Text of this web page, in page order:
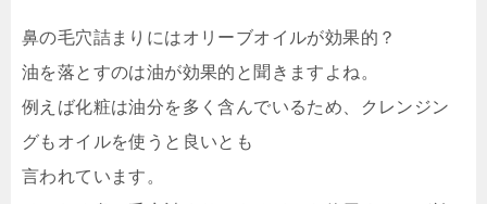
鼻の毛穴詰まりにはオリーブオイルが効果的？
油を落とすのは油が効果的と聞きますよね。
例えば化粧は油分を多く含んでいるため、クレンジン
グもオイルを使うと良いとも
言われています。